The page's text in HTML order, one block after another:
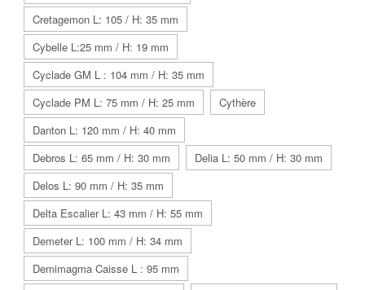
Cretagemon L: 105 / H: 35 mm
Cybelle L:25 mm / H: 19 mm
Cyclade GM L : 104 mm / H: 35 mm
Cyclade PM L: 75 mm / H: 25 mm
Cythère
Danton L: 120 mm / H: 40 mm
Debros L: 65 mm / H: 30 mm
Delia L: 50 mm / H: 30 mm
Delos L: 90 mm / H: 35 mm
Delta Escalier L: 43 mm / H: 55 mm
Demeter L: 100 mm / H: 34 mm
Demimagma Caisse L : 95 mm